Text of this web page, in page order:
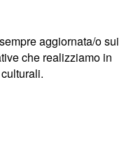
aggiornata/o sui
che realizziamo in